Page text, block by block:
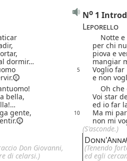
No 1
Leporello
Notte e
per chi
piova e
dormir…
mangiar
5
Voglio
e non
Oh che
bella,
Voi star
ed io far
gente, 10
Ma mi
non mi
(S'asconde.)
Donn'Anna
Don Giovanni,
di celarsi.)
(Tenendo
ed egli